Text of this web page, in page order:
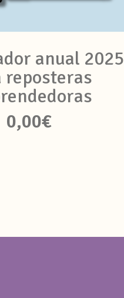
anual 2025
reposteras
0,00€